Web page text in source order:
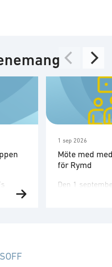
och
1 sep 2026
Möte med
för Rymd
Den 1